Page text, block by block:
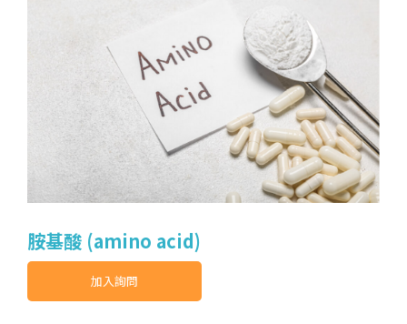
乳化劑 (Emulsifier)
保濕成分 (Moisturizing)
美白成分 (Whitening)
抗老成分 (Anti-aging)
天
然
磨
砂/
花
瓣 (
N
a
t
ur
al
pl
a
nt
&
mi
n
er
al
p
ar
ti
cl
e
s
/
p
et
吸附劑 (Adsorbent)
製
化
觸
媒
(
C
u
s
t
o
mi
z
e
d
c
a
t
al
y
s
新
品
開
發
(
N
e
w
p
r
o
d
u
c
t
d
e
v
el
o
p
m
e
n
t)
)
生
質
壬
二
酸
(
Bi
o
-
a
z
el
ai
c
a
ci
工業(Industrialchemical 機
)
樹
脂
改
質
劑
(
R
e
si
n
m
o
difi
e
r
)
塑
膠
添
加
劑
(
Pl
a
s
ti
c
a
d
di
ti
v
e
s)
抗氧化劑 (Antioxidants)
其
他
化
學
品 (
O
t
h
er
c
h
e
mi
c
als)
胺基酸 (amino acid)
加入詢問